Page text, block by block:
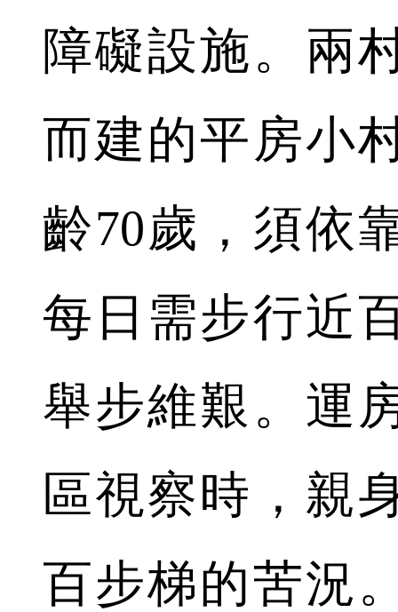
障礙設施。兩
而建的平房小
齡70歲，須依
每日需步行近
舉步維艱。運
區視察時，親
百步梯的苦況